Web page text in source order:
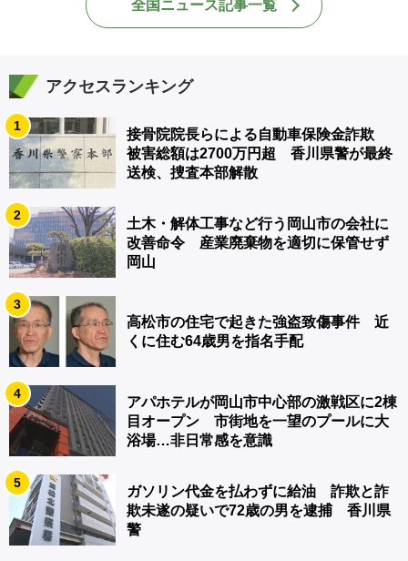
全国ニュース記事一覧
アクセスランキング
1
接骨院院長らによる自動車保険金詐欺
被害総額は2700万円超 香川県警が最終
送検、捜査本部解散
2
土木・解体工事など行う岡山市の会社に
改善命令 産業廃棄物を適切に保管せず
岡山
3
高松市の住宅で起きた強盗致傷事件 近
くに住む64歳男を指名手配
4
アパホテルが岡山市中心部の激戦区に2棟
目オープン 市街地を一望のプールに大
浴場…非日常感を意識
5
ガソリン代金を払わずに給油 詐欺と詐
欺未遂の疑いで72歳の男を逮捕 香川県
警